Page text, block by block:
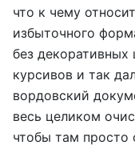
что к чему
избыточного
без
курсивов и так
вордовский
весь целиком
чтобы там просто